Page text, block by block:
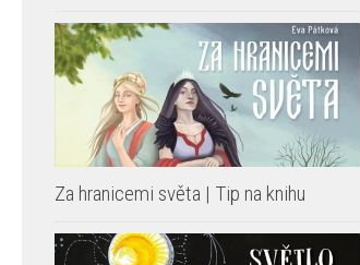
Za hranicemi světa | Tip na knihu